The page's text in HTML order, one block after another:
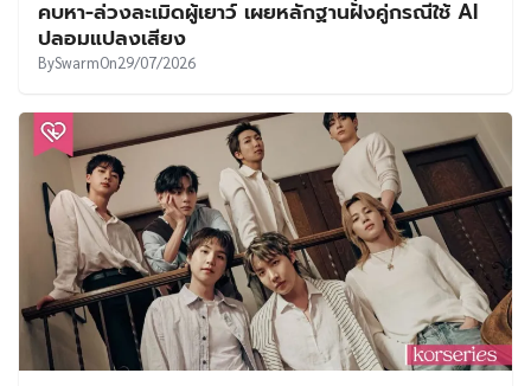
คบหา-ล่วงละเมิดผู้เยาว์ เผยหลักฐานฝั่งคู่กรณีใช้ AI
ปลอมแปลงเสียง
BySwarmOn29/07/2026